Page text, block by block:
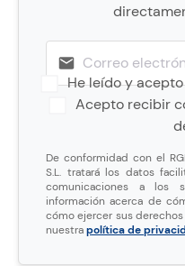
He leído y
Acepto recibir
De conformidad con el
S.L. tratará los datos
comunicaciones a los
información acerca de
cómo ejercer sus
nuestrapolítica de